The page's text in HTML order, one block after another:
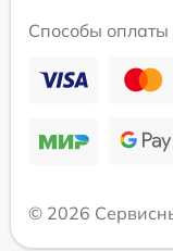
Способы оплаты
© 2026